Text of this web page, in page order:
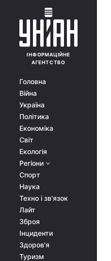
ІНФОРМАЦІЙНЕ
АГЕНТСТВО
Головна
Війна
Україна
Політика
Економіка
Світ
Екологія
Регіони
Спорт
Наука
Техно і зв'язок
Лайт
Зброя
Інциденти
Здоров'я
Туризм